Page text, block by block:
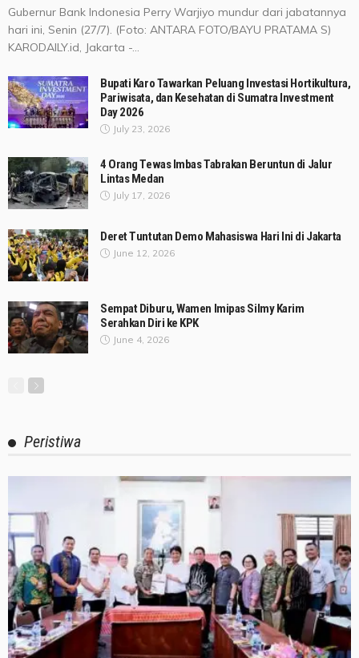
Gubernur Bank Indonesia Perry Warjiyo mundur dari jabatannya
hari ini, Senin (27/7). (Foto: ANTARA FOTO/BAYU PRATAMA S)
KARODAILY.id, Jakarta -...
Bupati Karo Tawarkan Peluang Investasi Hortikultura,
Pariwisata, dan Kesehatan di Sumatra Investment
Day 2026
July 23, 2026
4 Orang Tewas Imbas Tabrakan Beruntun di Jalur
Lintas Medan
July 17, 2026
Deret Tuntutan Demo Mahasiswa Hari Ini di Jakarta
June 12, 2026
Sempat Diburu, Wamen Imipas Silmy Karim
Serahkan Diri ke KPK
June 4, 2026
Peristiwa